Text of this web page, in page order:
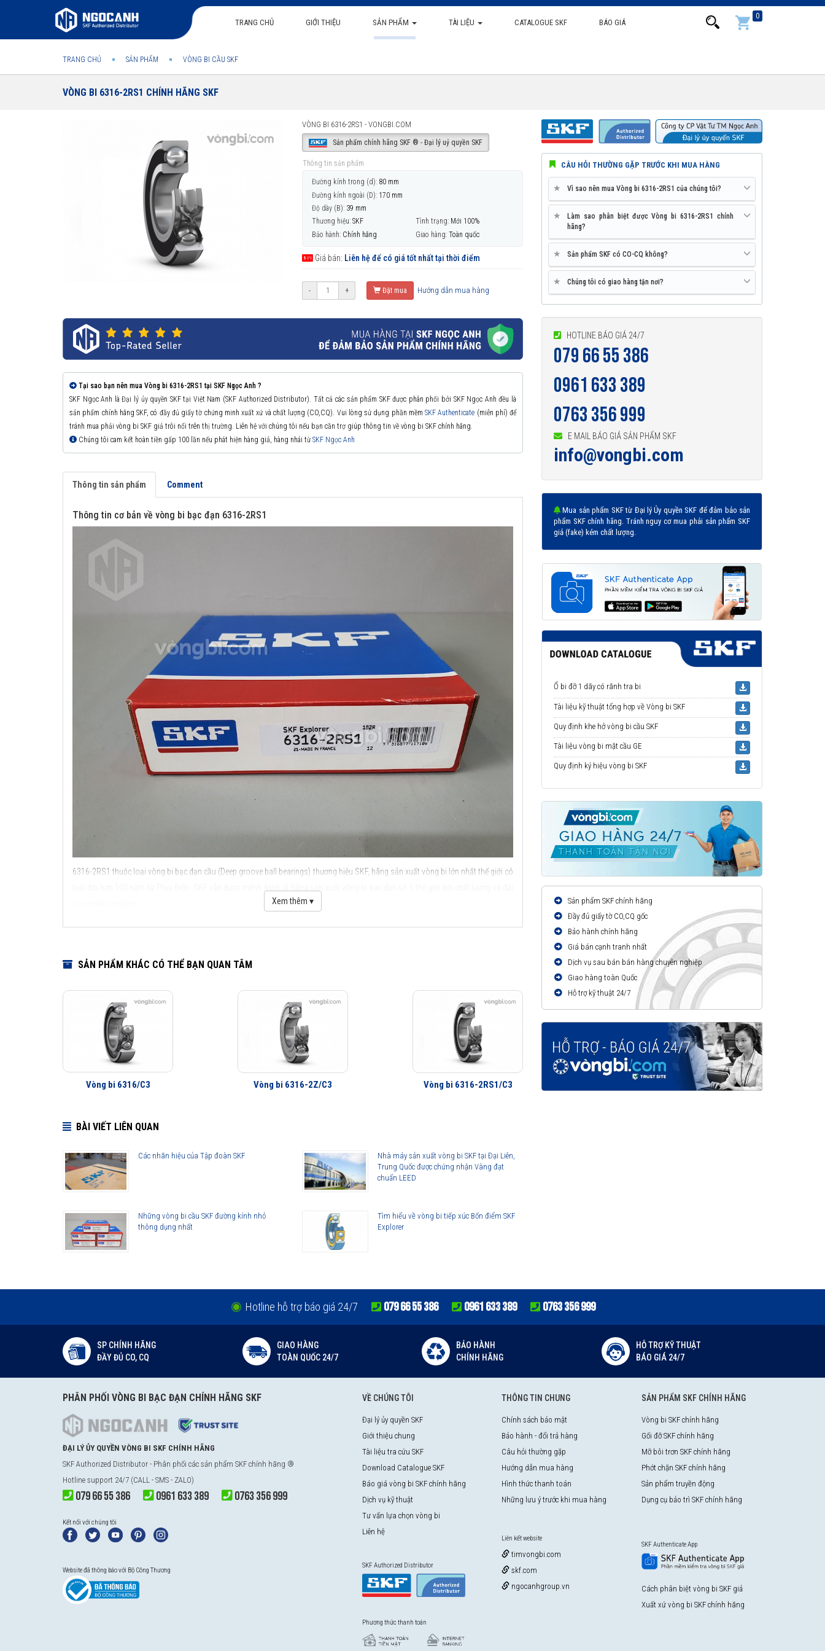
TRANG CHỦ GIỚI THIỆU SẢN PHẨM TÀI LIỆU CATALOGUE SKF BÁO GIÁ
0
TRANG CHỦ SẢN PHẨM VÒNG BI CẦU SKF
VÒNG BI 6316-2RS1 CHÍNH HÃNG SKF
VÒNG BI 6316-2RS1 - VONGBI.COM
Sản phẩm chính hãng SKF ® - Đại lý uỷ quyền SKF
Thông tin sản phẩm
Đường kính trong (d): 80 mm
Đường kính ngoài (D): 170 mm
Độ dày (B): 39 mm
Thương hiệu: SKF Tình trạng: Mới 100%
Bảo hành: Chính hãng Giao hàng: Toàn quốc
Giá bán: Liên hệ để có giá tốt nhất tại thời điểm
- + Đặt mua Hướng dẫn mua hàng
Tại sao bạn nên mua Vòng bi 6316-2RS1 tại SKF Ngọc Anh ?
SKF Ngọc Anh là Đại lý ủy quyền SKF tại Việt Nam (SKF Authorized Distributor). Tất cả các sản phẩm SKF được phân phối bởi SKF Ngọc Anh đều là
sản phẩm chính hãng SKF, có đầy đủ giấy tờ chứng minh xuất xứ và chất lượng (CO,CQ). Vui lòng sử dụng phần mềm SKF Authenticate (miễn phí) để
tránh mua phải vòng bi SKF giả trôi nổi trên thị trường. Liên hệ với chúng tôi nếu bạn cần trợ giúp thông tin về vòng bi SKF chính hãng.
Chúng tôi cam kết hoàn tiền gấp 100 lần nếu phát hiện hàng giả, hàng nhái từSKF Ngọc Anh
Thông tin sản phẩm Comment
Thông tin cơ bản về vòng bi bạc đạn 6316-2RS1
6316-2RS1 thuộc loại vòng bi bạc đạn cầu (Deep groove ball bearings) thương hiệu SKF, hãng sản xuất vòng bi lớn nhất thế giới có
Những cải tiến quan trọng đối với vòng bi cầu SKF Explorer
Cải tiến thiết kế hình học
Sử dụng vật liệu mới
Viên bi có chất lượng cao
Phớt che chắn thế hệ mới
Lợi ích của những cải tiến đối với vòng bi cầu SKF Explorer
Tuổi thọ vòng bi cao hơn
Xem thêm ▾
SẢN PHẨM KHÁC CÓ THỂ BẠN QUAN TÂM
Vòng bi 6316/C3 Vòng bi 6316-2Z/C3 Vòng bi 6316-2RS1/C3
BÀI VIẾT LIÊN QUAN
Các nhãn hiệu của Tập đoàn SKF
Nhà máy sản xuất vòng bi SKF tại Đại Liên,
Trung Quốc được chứng nhận Vàng đạt
chuẩn LEED
Những vòng bi cầu SKF đường kính nhỏ
thông dụng nhất
Tìm hiểu về vòng bi tiếp xúc Bốn điểm SKF
Explorer
CÂU HỎI THƯỜNG GẶP TRƯỚC KHI MUA HÀNG
★ Vì sao nên mua Vòng bi 6316-2RS1 của chúng tôi?
★
Làm sao phân biệt được Vòng bi 6316-2RS1 chính
hãng?
★ Sản phẩm SKF có CO-CQ không?
★ Chúng tôi có giao hàng tận nơi?
HOTLINE BÁO GIÁ 24/7
079 66 55 386
0961 633 389
0763 356 999
E MAIL BÁO GIÁ SẢN PHẨM SKF
info@vongbi.com
Mua sản phẩm SKF từ Đại lý Ủy quyền SKF để đảm bảo sản
phẩm SKF chính hãng. Tránh nguy cơ mua phải sản phẩm SKF
giả (fake) kém chất lượng.
Ổ bi đỡ 1 dãy có rãnh tra bi
Tài liệu kỹ thuật tổng hợp về Vòng bi SKF
Quy định khe hở vòng bi cầu SKF
Tài liệu vòng bi mặt cầu GE
Quy định ký hiệu vòng bi SKF
Sản phẩm SKF chính hãng
Đầy đủ giấy tờ CO,CQ gốc
Bảo hành chính hãng
Giá bán cạnh tranh nhất
Dịch vụ sau bán bán hàng chuyên nghiệp
Giao hàng toàn Quốc
Hỗ trợ kỹ thuật 24/7
Hotline hỗ trợ báo giá 24/7 079 66 55 386 0961 633 389 0763 356 999
SP CHÍNH HÃNG
ĐẦY ĐỦ CO, CQ
GIAO HÀNG
TOÀN QUỐC 24/7
BẢO HÀNH
CHÍNH HÃNG
HỖ TRỢ KỸ THUẬT
BÁO GIÁ 24/7
PHÂN PHỐI VÒNG BI BẠC ĐẠN CHÍNH HÃNG SKF
ĐẠI LÝ ỦY QUYỀN VÒNG BI SKF CHÍNH HÃNG
SKF Authorized Distributor - Phân phối các sản phẩm SKF chính hãng ®
Hotline support 24/7 (CALL - SMS - ZALO)
079 66 55 386 0961 633 389 0763 356 999
Kết nối với chúng tôi
Website đã thông báo với Bộ Công Thương
VỀ CHÚNG TÔI
Đại lý ủy quyền SKF
Giới thiệu chung
Tài liệu tra cứu SKF
Download Catalogue SKF
Báo giá vòng bi SKF chính hãng
Dịch vụ kỹ thuật
Tư vấn lựa chọn vòng bi
Liên hệ
SKF Authorized Distributor
Phương thức thanh toán
THÔNG TIN CHUNG
Chính sách bảo mật
Bảo hành - đổi trả hàng
Câu hỏi thường gặp
Hướng dẫn mua hàng
Hình thức thanh toán
Những lưu ý trước khi mua hàng
Liên kết website
timvongbi.com
skf.com
ngocanhgroup.vn
SẢN PHẨM SKF CHÍNH HÃNG
Vòng bi SKF chính hãng
Gối đỡ SKF chính hãng
Mỡ bôi trơn SKF chính hãng
Phớt chặn SKF chính hãng
Sản phẩm truyền động
Dụng cụ bảo trì SKF chính hãng
SKF Authenticate App
Cách phân biệt vòng bi SKF giả
Xuất xứ vòng bi SKF chính hãng